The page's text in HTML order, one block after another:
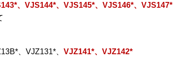
、VJS144*、VJS145*、VJS146*、VJS147*
、VJZ131*、 VJZ141*、VJZ142*